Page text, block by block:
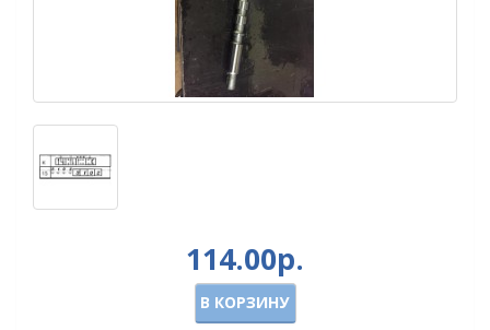
114.00р.
В КОРЗИНУ